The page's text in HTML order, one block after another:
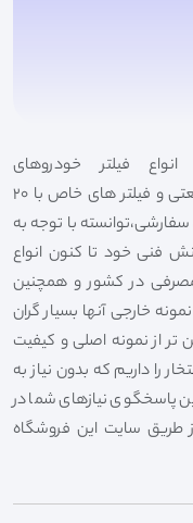
فیلتر خودروهای
سواری،سنگین،راهسازی و دستگاه های صنعتی و فیلتر های خاص با 20
با توجه به
فنی خود تا کنون انواع
مصرفی در کشور و همچنین
خارجی آنها بسیار گران
تر از نمونه اصلی و کیفیت
را داریم که بدون نیاز به
پاسخگوی نیازهای شما در
طریق سایت این فروشگاه